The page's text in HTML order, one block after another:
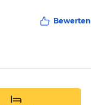
Bewerten